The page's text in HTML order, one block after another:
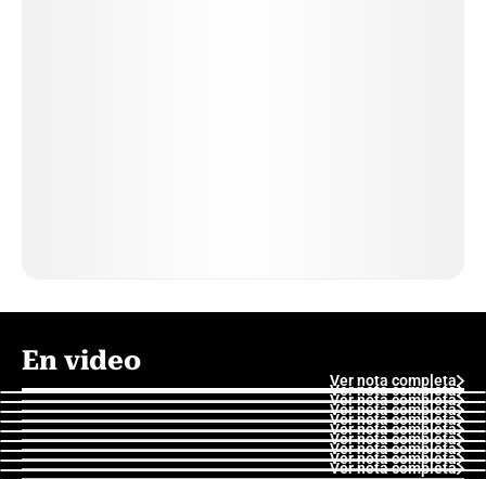
En video
Ver nota completa
Ver nota completa
Ver nota completa
Ver nota completa
Ver nota completa
Ver nota completa
Ver nota completa
Ver nota completa
Ver nota completa
Ver nota completa